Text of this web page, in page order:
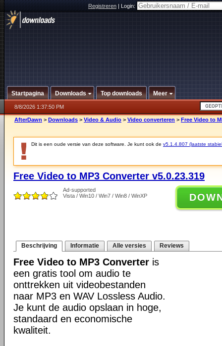
Registreren|Login:
Startpagina Downloads Top downloads Meer
8/8/2026 1:37:50 PM
AfterDawn > Downloads > Video & Audio > Video converteren > Free Video to
Dit is een oude versie van deze software. Je kunt ook de v5.1.4.807 (laatste
Free Video to MP3 Converter v5.0.23.319
Ad-supported
Vista / Win10 / Win7 / Win8 / WinXP
Beschrijving Informatie Alle versies Reviews
Free Video to MP3 Converter is
een gratis tool om audio te
onttrekken uit videobestanden
naar MP3 en WAV Lossless Audio.
Je kunt de audio opslaan in hoge,
standaard en economische
kwaliteit.